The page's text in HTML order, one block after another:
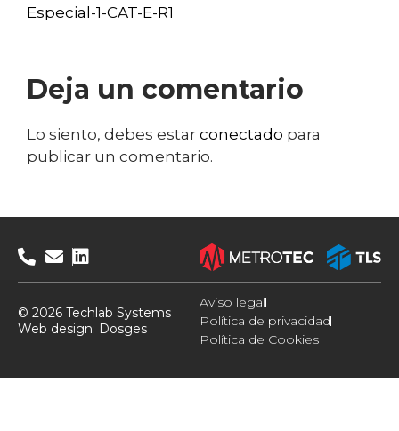
Especial-1-CAT-E-R1
Deja un comentario
Lo siento, debes estar conectado para
publicar un comentario.
© 2026 Techlab Systems
Web design: Dosges
Aviso legal
Política de privacidad
Política de Cookies